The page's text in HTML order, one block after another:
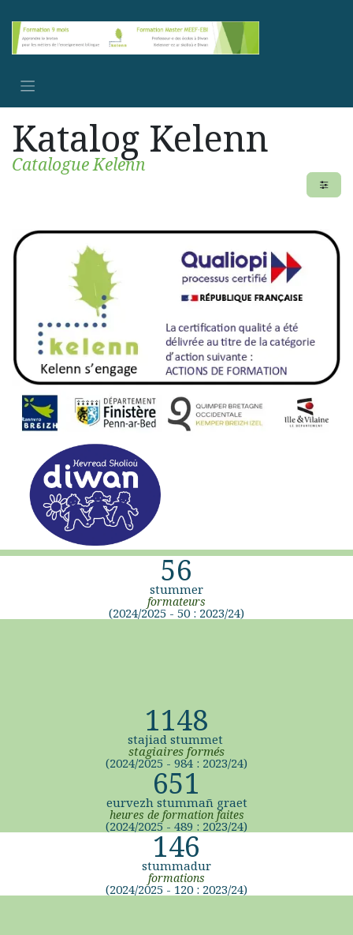
Katalog Kelenn
Catalogue Kelenn
56
stummer
formateurs
(2024/2025 - 50 : 2023/24)
1148
stajiad stummet
stagiaires formés
(2024/2025 - 984 : 2023/24)
651
eurvezh stummañ graet
heures de formation faites
(2024/2025 - 489 : 2023/24)
146
stummadur
formations
(2024/2025 - 120 : 2023/24)